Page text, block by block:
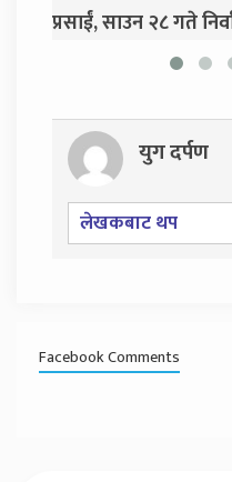
आयोग जाने
युग दर्पण
लेखकबाट थप
Facebook Comments